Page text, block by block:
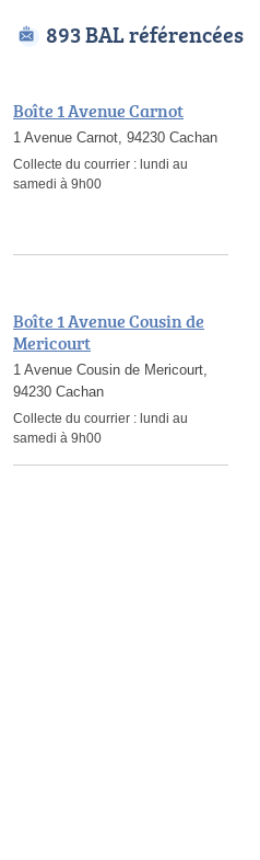
893 BAL référencées
Boîte 1 Avenue Carnot
1 Avenue Carnot, 94230 Cachan
Collecte du courrier : lundi au
samedi à 9h00
Boîte 1 Avenue Cousin de
Mericourt
1 Avenue Cousin de Mericourt,
94230 Cachan
Collecte du courrier : lundi au
samedi à 9h00